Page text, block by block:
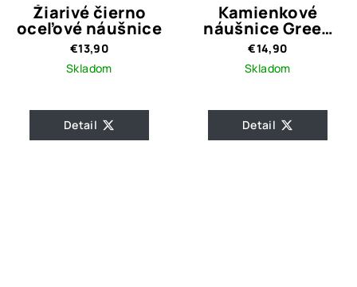
Žiarivé čierno
oceľové náušnice
€13,90
Skladom
Detail
Kamienkové
náušnice Green
Shiny
€14,90
Skladom
Detail